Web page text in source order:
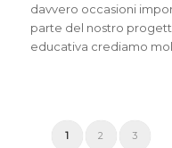
davvero occasioni
parte del nostro
educativa crediamo
1 2 3